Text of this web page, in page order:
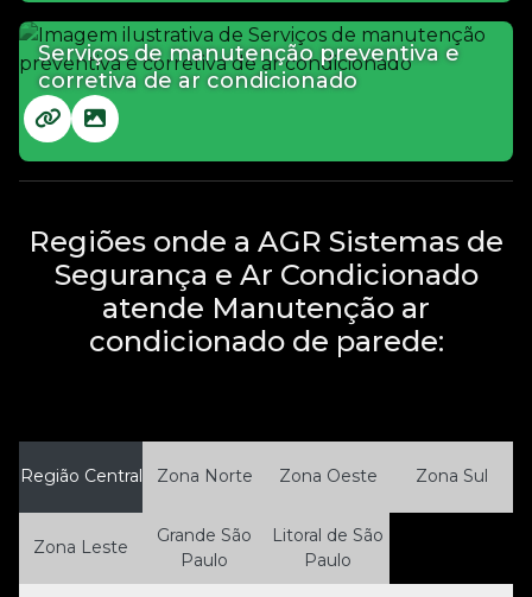
Serviços de manutenção preventiva e
corretiva de ar condicionado
Regiões onde a AGR Sistemas de
Segurança e Ar Condicionado
atende Manutenção ar
condicionado de parede:
Região Central Zona Norte Zona Oeste Zona Sul
Zona Leste
Grande São
Paulo
Litoral de São
Paulo